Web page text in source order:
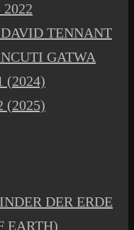
2022
TENNANT
GATWA
(2024)
(2025)
DER ERDE
EARTH)